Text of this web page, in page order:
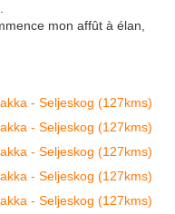
mon affût à élan,